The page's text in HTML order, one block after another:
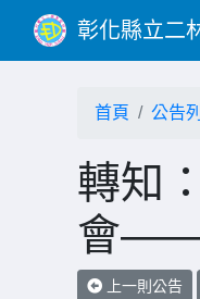
彰化縣立二
首頁 公告
轉知
會——
上一則公告